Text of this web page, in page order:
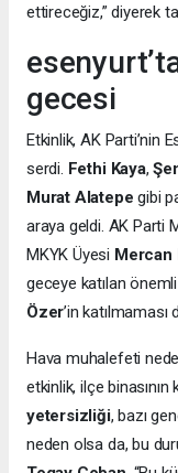
ettireceğiz,” diyerek
gecesi
Etkinlik, AK Parti’nin
serdi. Fethi Kaya,
Murat Alatepe gibi
araya geldi. AK Parti
MKYK Üyesi Mercan
geceye katılan
Özer’in katılmaması
Hava muhalefeti
etkinlik, ilçe
yetersizliği, bazı
neden olsa da, bu